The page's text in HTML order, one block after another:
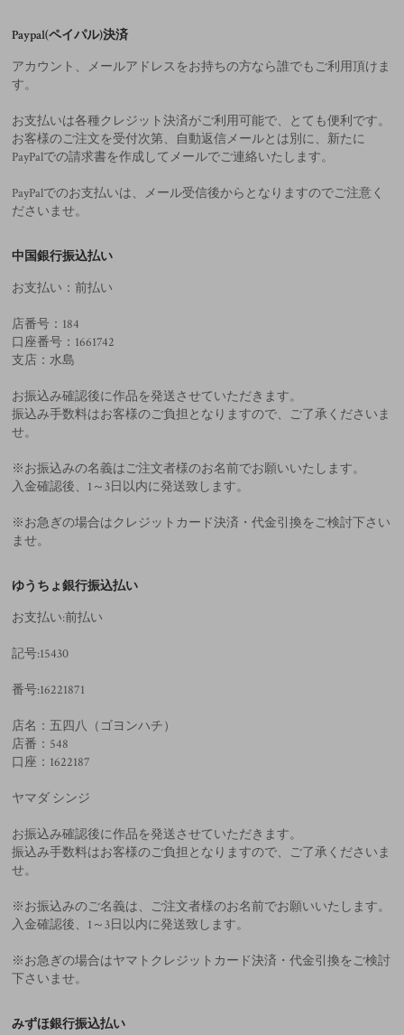
Paypal(ペイパル)決済
アカウント、メールアドレスをお持ちの方なら誰でもご利用頂けま
す。
お支払いは各種クレジット決済がご利用可能で、とても便利です。
お客様のご注文を受付次第、自動返信メールとは別に、新たに
PayPalでの請求書を作成してメールでご連絡いたします。
PayPalでのお支払いは、メール受信後からとなりますのでご注意く
ださいませ。
中国銀行振込払い
お支払い：前払い
店番号：184
口座番号：1661742
支店：水島
お振込み確認後に作品を発送させていただきます。
振込み手数料はお客様のご負担となりますので、ご了承くださいま
せ。
※お振込みの名義はご注文者様のお名前でお願いいたします。
入金確認後、1～3日以内に発送致します。
※お急ぎの場合はクレジットカード決済・代金引換をご検討下さい
ませ。
ゆうちょ銀行振込払い
お支払い:前払い
記号:15430
番号:16221871
店名：五四八（ゴヨンハチ）
店番：548
口座：1622187
ヤマダ シンジ
お振込み確認後に作品を発送させていただきます。
振込み手数料はお客様のご負担となりますので、ご了承くださいま
せ。
※お振込みのご名義は、ご注文者様のお名前でお願いいたします。
入金確認後、1～3日以内に発送致します。
※お急ぎの場合はヤマトクレジットカード決済・代金引換をご検討
下さいませ。
みずほ銀行振込払い